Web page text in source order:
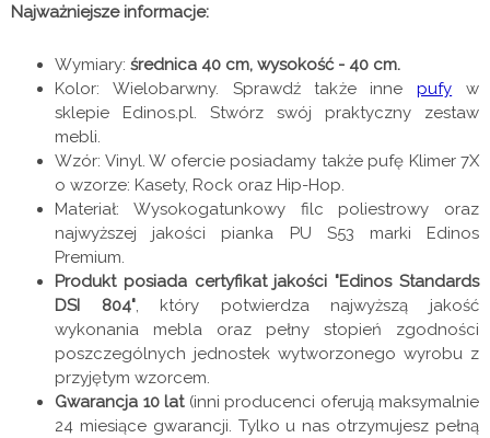
Najważniejsze informacje:
Wymiary: średnica 40 cm, wysokość - 40 cm.
Kolor: Wielobarwny. Sprawdź także innepufy w
sklepie Edinos.pl. Stwórz swój praktyczny zestaw
mebli.
Wzór: Vinyl. W ofercie posiadamy także pufę Klimer 7X
o wzorze: Kasety, Rock oraz Hip-Hop.
Materiał: Wysokogatunkowy filc poliestrowy oraz
najwyższej jakości pianka PU S53 marki Edinos
Premium.
Produkt posiada certyfikat jakości "Edinos Standards
DSI 804", który potwierdza najwyższą jakość
wykonania mebla oraz pełny stopień zgodności
poszczególnych jednostek wytworzonego wyrobu z
przyjętym wzorcem.
Gwarancja 10 lat(inni producenci oferują maksymalnie
24 miesiące gwarancji. Tylko u nas otrzymujesz pełną